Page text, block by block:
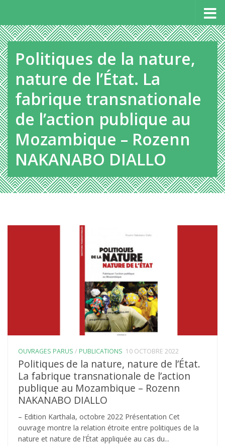
Politiques de la nature,
nature de l’État. La
fabrique transnationale
de l’action publique au
Mozambique – Rozenn
NAKANABO DIALLO
OUVRAGES PARUS / PUBLICATIONS 10 OCTOBRE 2022
Politiques de la nature, nature de l’État.
La fabrique transnationale de l’action
publique au Mozambique – Rozenn
NAKANABO DIALLO
– Edition Karthala, octobre 2022 Présentation Cet
ouvrage montre la relation étroite entre politiques de la
nature et nature de l’État appliquée au cas du...